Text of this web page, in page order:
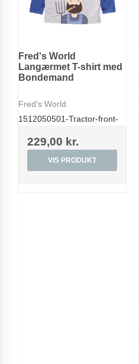
Fred's World
Langærmet T-shirt med
Bondemand
Fred's World
1512050501-Tractor-front-
229,00 kr.
VIS PRODUKT